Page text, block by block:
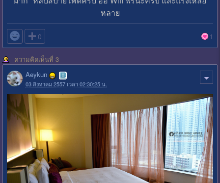
หลาย
 0 1
ความคิดเห็นที่ 3
Aeykun
03 สิงหาคม 2557 เวลา 02:30:25 น.